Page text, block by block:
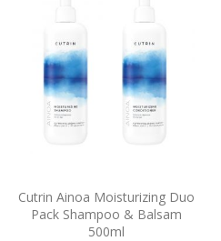
Cutrin Ainoa Moisturizing Duo
Pack Shampoo & Balsam
500ml